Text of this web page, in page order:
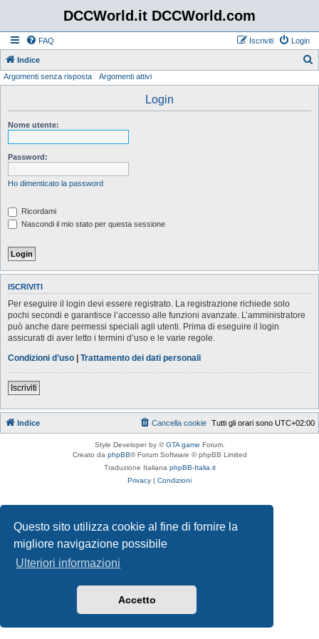
Questo sito utilizza cookie al fine di fornire la
migliore navigazione possibile
Ulteriori informazioni
Accetto
DCCWorld.it DCCWorld.com
FAQ Login
Iscriviti
Indice
Argomenti senza risposta Argomenti attivi
Login
Nome utente:
Password:
Ho dimenticato la password
Ricordami
Nascondi il mio stato per questa sessione
ISCRIVITI
Per eseguire il login devi essere registrato. La registrazione richiede solo
pochi secondi e garantisce l’accesso alle funzioni avanzate. L’amministratore
può anche dare permessi speciali agli utenti. Prima di eseguire il login
assicurati di aver letto i termini d’uso e le varie regole.
Condizioni d’uso | Trattamento dei dati personali
Iscriviti
Indice Tutti gli orari sono UTC+02:00
Cancella cookie
Style Developer by ©GTA game Forum.
Creato da phpBB® Forum Software © phpBB Limited
Traduzione Italiana phpBB-Italia.it
Privacy | Condizioni